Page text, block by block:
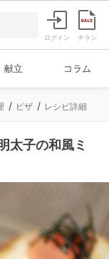
ログイン チラシ
献立 コラム
ピザ レシピ詳細
太子の和風ミ